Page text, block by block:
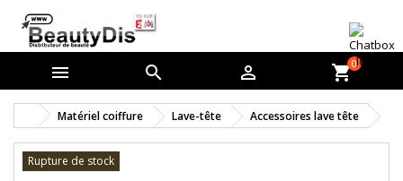
   shopping_cart0
Matériel coiffure Lave-tête Accessoires lave tête
Rupture de stock